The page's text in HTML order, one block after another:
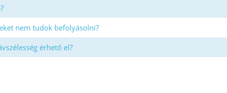
nem tudok befolyásolni?
érhető el?